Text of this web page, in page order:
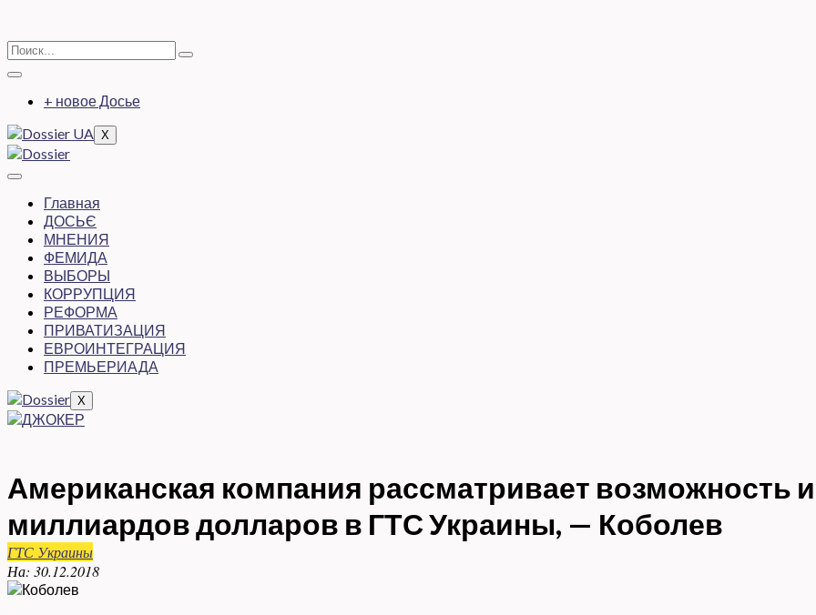
+ новое Досье
X
Главная
ДОСЬЄ
МНЕНИЯ
ФЕМИДА
ВЫБОРЫ
КОРРУПЦИЯ
РЕФОРМА
ПРИВАТИЗАЦИЯ
ЕВРОИНТЕГРАЦИЯ
ПРЕМЬЕРИАДА
X
Американская компания рассматривает возможность
миллиардов долларов в ГТС Украины, — Коболев
ГТС Украины
На: 30.12.2018